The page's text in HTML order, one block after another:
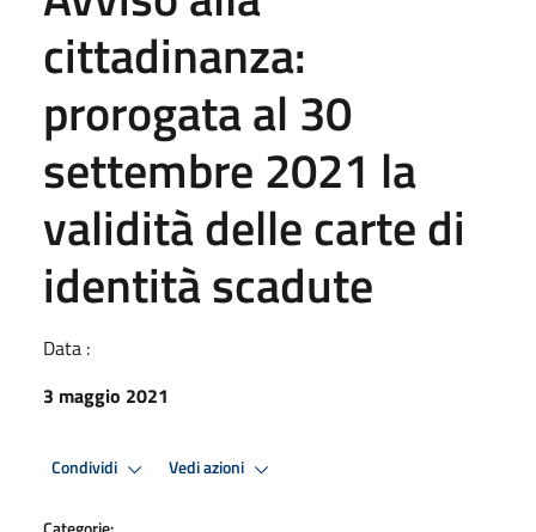
cittadinanza:
prorogata al 30
settembre 2021 la
validità delle carte di
identità scadute
Data :
3 maggio 2021
Condividi Vedi azioni